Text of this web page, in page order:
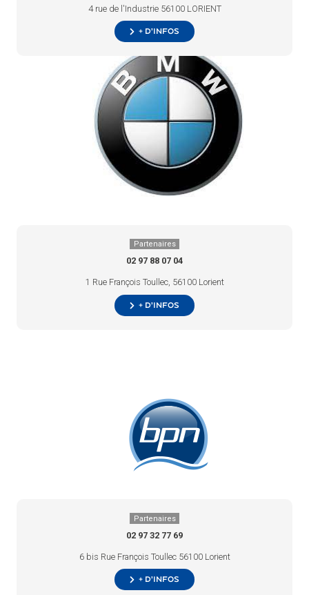
4 rue de l'Industrie 56100 LORIENT
+ d’infos
Partenaires
02 97 88 07 04
1 Rue François Toullec, 56100 Lorient
+ d’infos
Partenaires
02 97 32 77 69
6 bis Rue François Toullec 56100 Lorient
+ d’infos